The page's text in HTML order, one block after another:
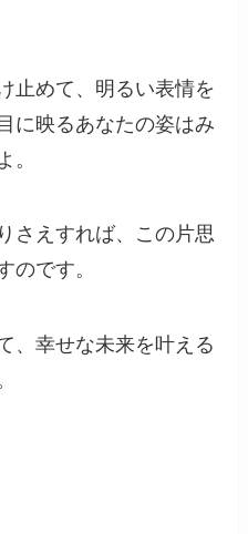
止めて、明るい表情を
に映るあなたの姿はみ
。
さえすれば、この片思
のです。
、幸せな未来を叶える